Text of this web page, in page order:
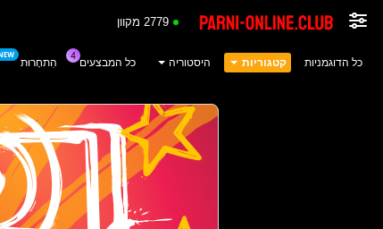
2779 מקוון
כל הדוגמניות קטגוריות היסטוריה כל המבצעים הִתחָרוּת